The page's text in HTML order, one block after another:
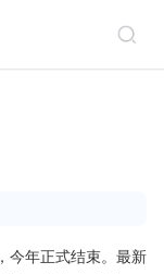
今年正式结束。最新